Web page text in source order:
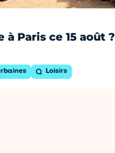
à Paris ce 15 août ?
Loisirs